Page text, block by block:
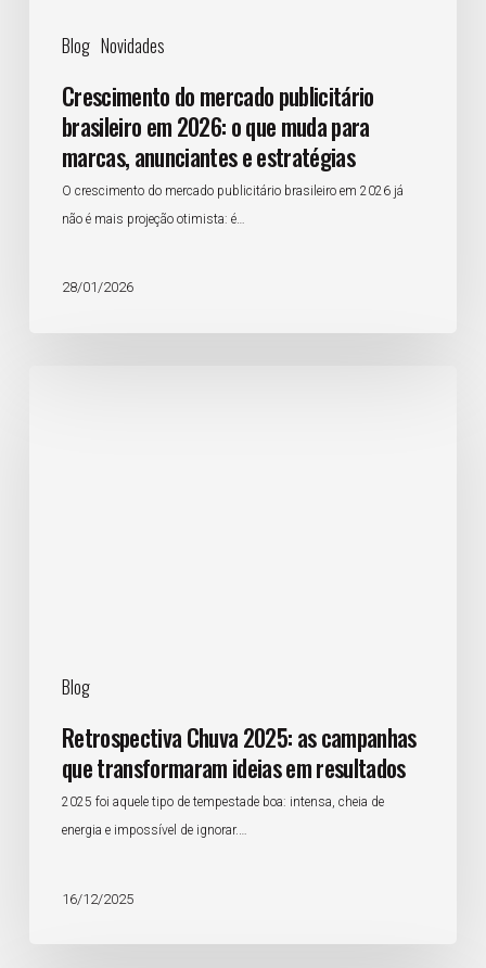
Blog Novidades
marcas,
estratégias
Crescimento do mercado publicitário
brasileiro em 2026: o que muda para
marcas, anunciantes e estratégias
O crescimento do mercado publicitário brasileiro em 2026 já
não é mais projeção otimista: é…
28/01/2026
Blog
Retrospectiva Chuva 2025: as campanhas
que transformaram ideias em resultados
2025 foi aquele tipo de tempestade boa: intensa, cheia de
energia e impossível de ignorar.…
16/12/2025